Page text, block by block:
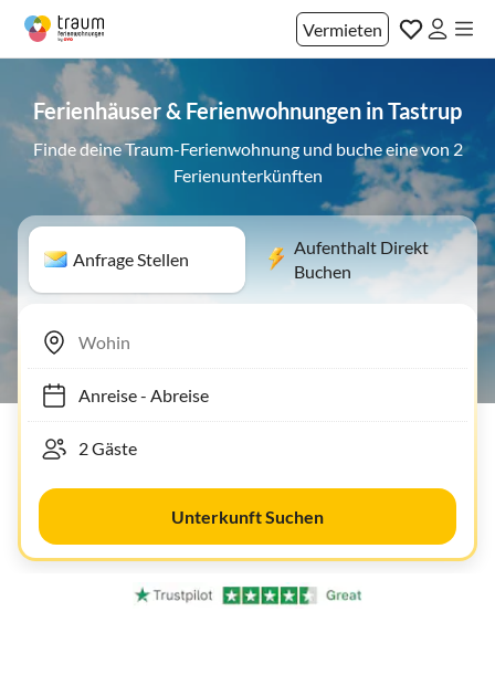
Vermieten
Ferienhäuser & Ferienwohnungen in Tastrup
Finde deine Traum-Ferienwohnung und buche eine von 2
Ferienunterkünften
Anfrage Stellen
Aufenthalt Direkt
Buchen
Anreise- Abreise
Unterkunft Suchen